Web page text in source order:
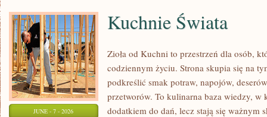
JUNE - 7 - 2026
Kuchnie Świata
Zioła od Kuchni to przestrzeń dla osób,
codziennym życiu. Strona skupia się na
podkreślić smak potraw, napojów,
przetworów. To kulinarna baza wiedzy, w
dodatkiem do dań, lecz stają się ważnym